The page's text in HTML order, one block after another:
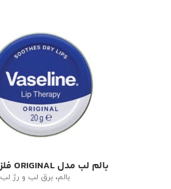
بالم لب مدل ORIGINAL فلزی 20 گرم
بالم، برق لب و رژ لب